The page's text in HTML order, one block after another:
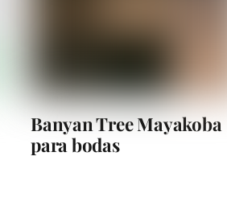
Banyan Tree Mayakoba
para bodas